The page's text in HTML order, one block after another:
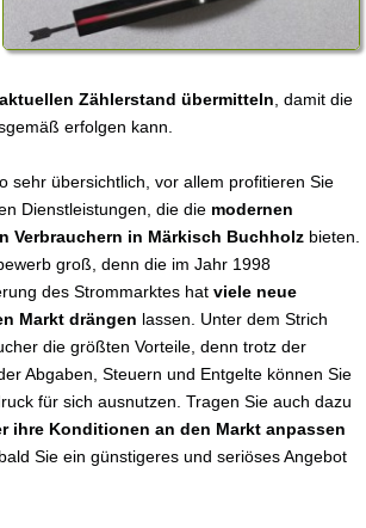
aktuellen Zählerstand übermitteln , damit die
erfolgen kann.
sehr übersichtlich, vor allem profitieren Sie
Dienstleistungen, die die modernen
Verbrauchern in Märkisch Buchholz bieten.
groß, denn die im Jahr 1998
des Strommarktes hat viele neue
Markt drängen lassen. Unter dem Strich
die größten Vorteile, denn trotz der
Abgaben, Steuern und Entgelte können Sie
für sich ausnutzen. Tragen Sie auch dazu
ihre Konditionen an den Markt anpassen
Sie ein günstigeres und seriöses Angebot